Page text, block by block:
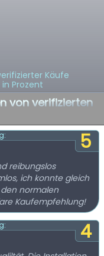
Käufe
Prozent
von verifizierten
5
reibungslos
ich konnte gleich
normalen
Kaufempfehlung!
4